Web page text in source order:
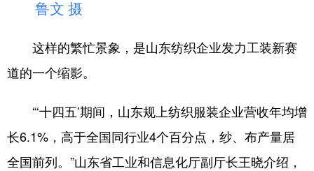
Русский язык
Deutsch Português
鲁文 摄
这样的繁忙景象，是山东纺织企业发力工装新赛
道的一个缩影。
“‘十四五’期间，山东规上纺织服装企业营收年均增
长6.1%，高于全国同行业4个百分点，纱、布产量居
全国前列。”山东省工业和信息化厅副厅长王晓介绍，